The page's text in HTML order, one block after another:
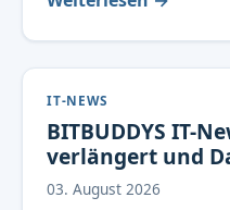
IT-NEWS
BITBUDDYS IT-
verlängert und
03. August 2026